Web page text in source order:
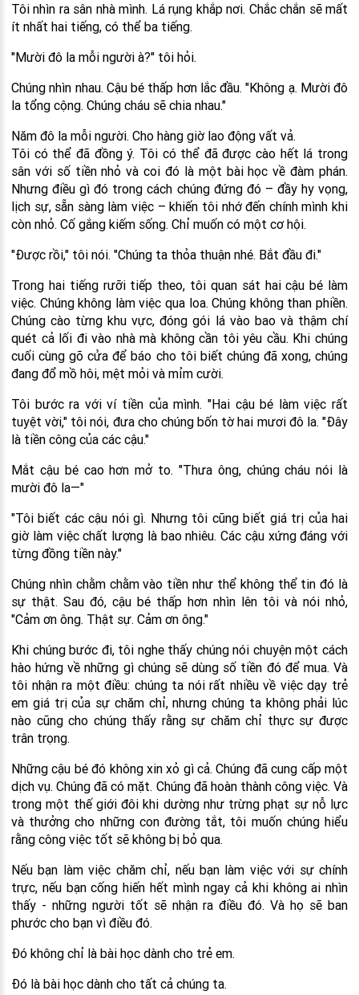
Tôi nhìn ra sân nhà mình. Lá rụng khắp nơi. Chắc chắn sẽ mất
ít nhất hai tiếng, có thể ba tiếng.
"Mười đô la mỗi người à?" tôi hỏi.
Chúng nhìn nhau. Cậu bé thấp hơn lắc đầu. "Không ạ. Mười đô
la tổng cộng. Chúng cháu sẽ chia nhau."
Năm đô la mỗi người. Cho hàng giờ lao động vất vả.
Tôi có thể đã đồng ý. Tôi có thể đã được cào hết lá trong
sân với số tiền nhỏ và coi đó là một bài học về đàm phán.
Nhưng điều gì đó trong cách chúng đứng đó – đầy hy vọng,
lịch sự, sẵn sàng làm việc – khiến tôi nhớ đến chính mình khi
còn nhỏ. Cố gắng kiếm sống. Chỉ muốn có một cơ hội.
"Được rồi," tôi nói. "Chúng ta thỏa thuận nhé. Bắt đầu đi."
Trong hai tiếng rưỡi tiếp theo, tôi quan sát hai cậu bé làm
việc. Chúng không làm việc qua loa. Chúng không than phiền.
Chúng cào từng khu vực, đóng gói lá vào bao và thậm chí
quét cả lối đi vào nhà mà không cần tôi yêu cầu. Khi chúng
cuối cùng gõ cửa để báo cho tôi biết chúng đã xong, chúng
đang đổ mồ hôi, mệt mỏi và mỉm cười.
Tôi bước ra với ví tiền của mình. "Hai cậu bé làm việc rất
tuyệt vời," tôi nói, đưa cho chúng bốn tờ hai mươi đô la. "Đây
là tiền công của các cậu."
Mắt cậu bé cao hơn mở to. "Thưa ông, chúng cháu nói là
mười đô la—"
"Tôi biết các cậu nói gì. Nhưng tôi cũng biết giá trị của hai
giờ làm việc chất lượng là bao nhiêu. Các cậu xứng đáng với
từng đồng tiền này."
Chúng nhìn chằm chằm vào tiền như thể không thể tin đó là
sự thật. Sau đó, cậu bé thấp hơn nhìn lên tôi và nói nhỏ,
"Cảm ơn ông. Thật sự. Cảm ơn ông."
Khi chúng bước đi, tôi nghe thấy chúng nói chuyện một cách
hào hứng về những gì chúng sẽ dùng số tiền đó để mua. Và
tôi nhận ra một điều: chúng ta nói rất nhiều về việc dạy trẻ
em giá trị của sự chăm chỉ, nhưng chúng ta không phải lúc
nào cũng cho chúng thấy rằng sự chăm chỉ thực sự được
trân trọng.
Những cậu bé đó không xin xỏ gì cả. Chúng đã cung cấp một
dịch vụ. Chúng đã có mặt. Chúng đã hoàn thành công việc. Và
trong một thế giới đôi khi dường như trừng phạt sự nỗ lực
và thưởng cho những con đường tắt, tôi muốn chúng hiểu
rằng công việc tốt sẽ không bị bỏ qua.
Nếu bạn làm việc chăm chỉ, nếu bạn làm việc với sự chính
trực, nếu bạn cống hiến hết mình ngay cả khi không ai nhìn
thấy - những người tốt sẽ nhận ra điều đó. Và họ sẽ ban
phước cho bạn vì điều đó.
Đó không chỉ là bài học dành cho trẻ em.
Đó là bài học dành cho tất cả chúng ta.